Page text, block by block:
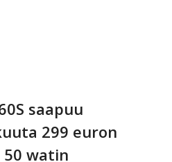
saapuu
299 euron
watin